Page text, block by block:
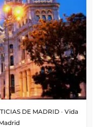
DE MADRID • Vida